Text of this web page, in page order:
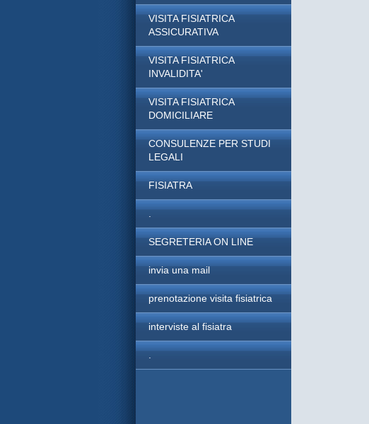
VISITA FISIATRICA
ASSICURATIVA
VISITA FISIATRICA
INVALIDITA'
VISITA FISIATRICA
DOMICILIARE
CONSULENZE PER STUDI
LEGALI
FISIATRA
SEGRETERIA ON LINE
invia una mail
prenotazione visita fisiatrica
interviste al fisiatra